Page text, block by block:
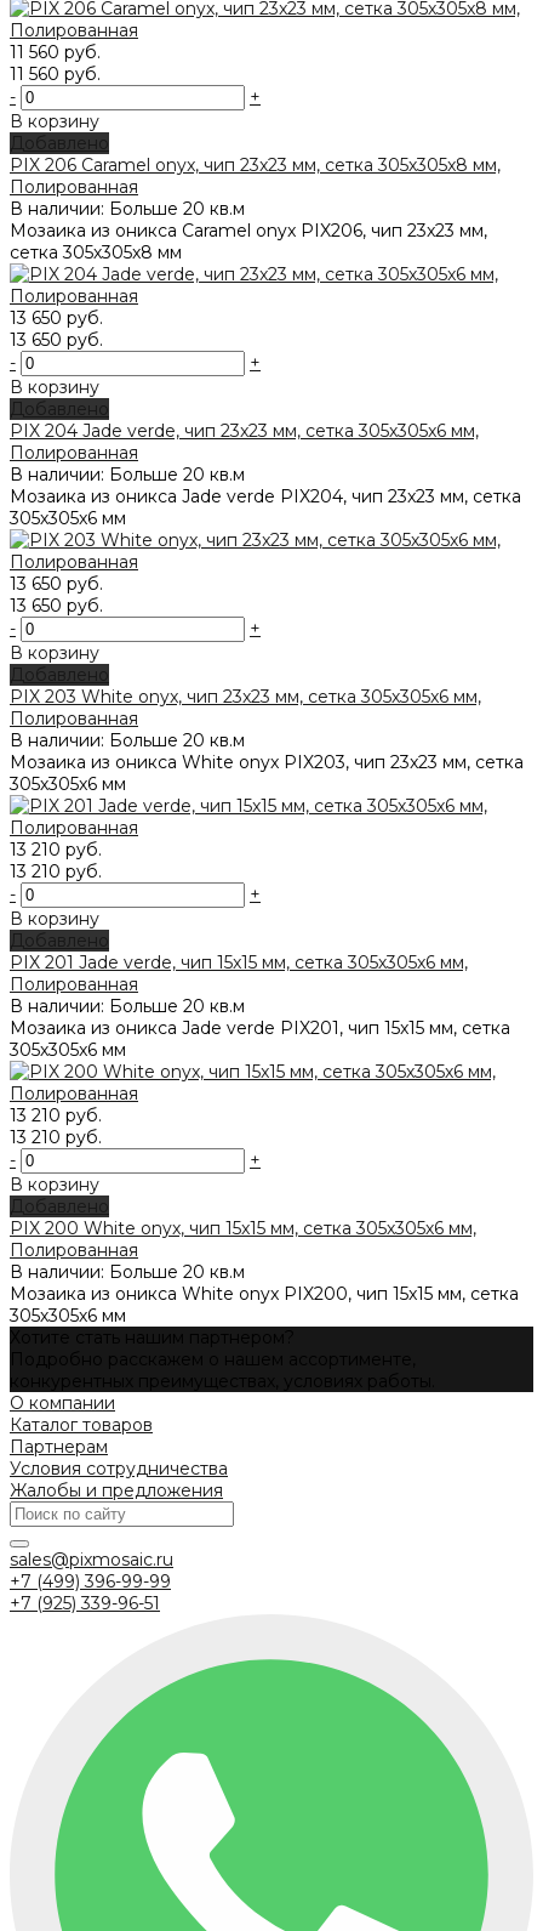
11 560 руб.
11 560 руб.
-
+
В корзину
Добавлено
PIX 206 Caramel onyx, чип 23x23 мм, сетка 305х305x8 мм,
Полированная
В наличии: Больше 20 кв.м
Мозаика из оникса Caramel onyx PIX206, чип 23x23 мм,
сетка 305х305x8 мм
13 650 руб.
13 650 руб.
-
+
В корзину
Добавлено
PIX 204 Jade verde, чип 23x23 мм, сетка 305х305x6 мм,
Полированная
В наличии: Больше 20 кв.м
Мозаика из оникса Jade verde PIX204, чип 23x23 мм, сетка
305х305x6 мм
13 650 руб.
13 650 руб.
-
+
В корзину
Добавлено
PIX 203 White onyx, чип 23x23 мм, сетка 305х305x6 мм,
Полированная
В наличии: Больше 20 кв.м
Мозаика из оникса White onyx PIX203, чип 23x23 мм, сетка
305х305x6 мм
13 210 руб.
13 210 руб.
-
+
В корзину
Добавлено
PIX 201 Jade verde, чип 15x15 мм, сетка 305х305x6 мм,
Полированная
В наличии: Больше 20 кв.м
Мозаика из оникса Jade verde PIX201, чип 15x15 мм, сетка
305х305x6 мм
13 210 руб.
13 210 руб.
-
+
В корзину
Добавлено
PIX 200 White onyx, чип 15x15 мм, сетка 305х305х6 мм,
Полированная
В наличии: Больше 20 кв.м
Мозаика из оникса White onyx PIX200, чип 15x15 мм, сетка
305х305х6 мм
О компании
Каталог товаров
Партнерам
Условия сотрудничества
Жалобы и предложения
sales@pixmosaic.ru
+7 (499) 396-99-99
+7 (925) 339-96-51